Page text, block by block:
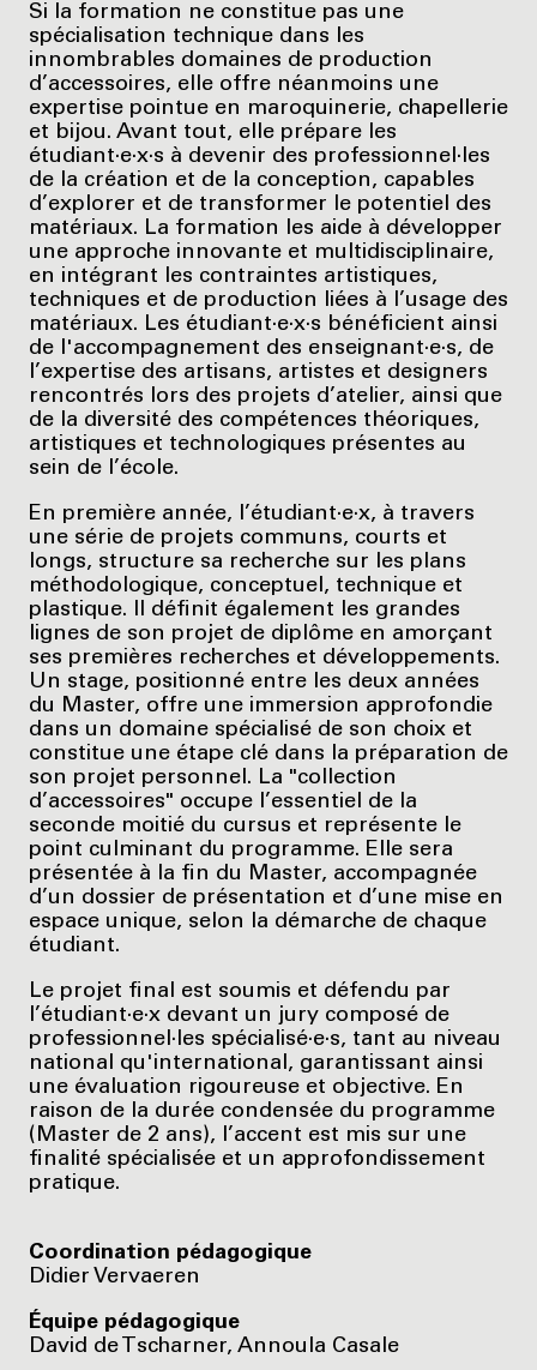
Si la formation ne constitue pas une
spécialisation technique dans les
innombrables domaines de production
d’accessoires, elle offre néanmoins une
expertise pointue en maroquinerie, chapellerie
et bijou. Avant tout, elle prépare les
étudiant·e·x·s à devenir des professionnel·les
de la création et de la conception, capables
d’explorer et de transformer le potentiel des
matériaux. La formation les aide à développer
une approche innovante et multidisciplinaire,
en intégrant les contraintes artistiques,
techniques et de production liées à l’usage des
matériaux. Les étudiant·e·x·s bénéficient ainsi
de l'accompagnement des enseignant·e·s, de
l’expertise des artisans, artistes et designers
rencontrés lors des projets d’atelier, ainsi que
de la diversité des compétences théoriques,
artistiques et technologiques présentes au
sein de l’école.
En première année, l’étudiant·e·x, à travers
une série de projets communs, courts et
longs, structure sa recherche sur les plans
méthodologique, conceptuel, technique et
plastique. Il définit également les grandes
lignes de son projet de diplôme en amorçant
ses premières recherches et développements.
Un stage, positionné entre les deux années
du Master, offre une immersion approfondie
dans un domaine spécialisé de son choix et
constitue une étape clé dans la préparation de
son projet personnel. La "collection
d’accessoires" occupe l’essentiel de la
seconde moitié du cursus et représente le
point culminant du programme. Elle sera
présentée à la fin du Master, accompagnée
d’un dossier de présentation et d’une mise en
espace unique, selon la démarche de chaque
étudiant.
Le projet final est soumis et défendu par
l’étudiant·e·x devant un jury composé de
professionnel·les spécialisé·e·s, tant au niveau
national qu'international, garantissant ainsi
une évaluation rigoureuse et objective. En
raison de la durée condensée du programme
(Master de 2 ans), l’accent est mis sur une
finalité spécialisée et un approfondissement
pratique.
Coordination pédagogique
Didier Vervaeren
Équipe pédagogique
David de Tscharner, Annoula Casale